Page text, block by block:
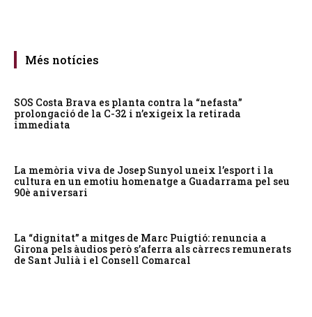
Més notícies
SOS Costa Brava es planta contra la “nefasta”
prolongació de la C-32 i n’exigeix la retirada
immediata
La memòria viva de Josep Sunyol uneix l’esport i la
cultura en un emotiu homenatge a Guadarrama pel seu
90è aniversari
La “dignitat” a mitges de Marc Puigtió: renuncia a
Girona pels àudios però s’aferra als càrrecs remunerats
de Sant Julià i el Consell Comarcal